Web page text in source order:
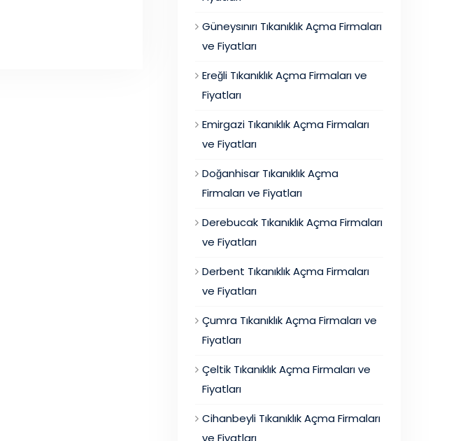
Güneysınırı Tıkanıklık Açma Firmaları
ve Fiyatları
Ereğli Tıkanıklık Açma Firmaları ve
Fiyatları
Emirgazi Tıkanıklık Açma Firmaları
ve Fiyatları
Doğanhisar Tıkanıklık Açma
Firmaları ve Fiyatları
Derebucak Tıkanıklık Açma Firmaları
ve Fiyatları
Derbent Tıkanıklık Açma Firmaları
ve Fiyatları
Çumra Tıkanıklık Açma Firmaları ve
Fiyatları
Çeltik Tıkanıklık Açma Firmaları ve
Fiyatları
Cihanbeyli Tıkanıklık Açma Firmaları
ve Fiyatları